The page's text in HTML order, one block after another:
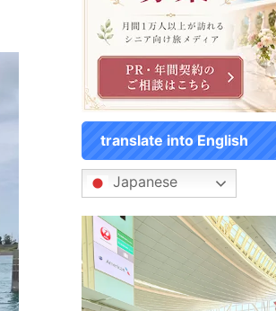
translate into English
Japanese